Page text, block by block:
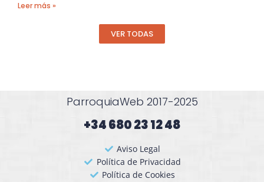
Leer más »
VER TODAS
ParroquiaWeb 2017-2025
+34 680 23 12 48​
Aviso Legal
Política de Privacidad
Política de Cookies